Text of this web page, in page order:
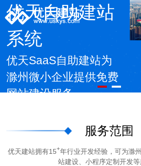
优天自助建站
系统
优天SaaS自助建站为
滁州微小企业提供免费
网站建设服务
服务范围
优天建站拥有15+年行业开发经验，可为滁
站建设、小程序定制开发等